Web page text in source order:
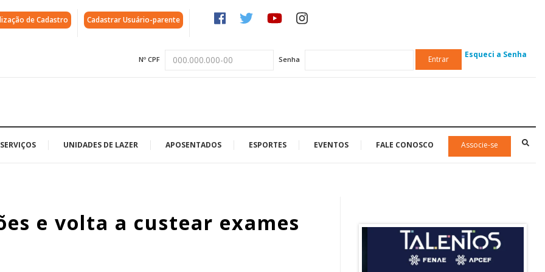
de Cadastro Cadastrar Usuário-parente
Nº CPF Senha Entrar Esqueci a Senha
SERVIÇOS UNIDADES DE LAZER APOSENTADOS ESPORTES EVENTOS FALE CONOSCO Associe-se
e volta a custear exames